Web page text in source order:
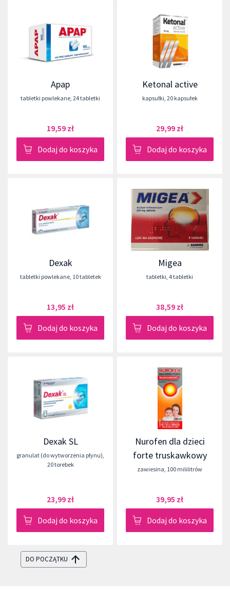
Apap
tabletki powlekane 24 tabletki
19,59 zł
Dodaj do koszyka
Ketonal active
kapsułki 20 kapsułek
29,99 zł
Dodaj do koszyka
Dexak
tabletki powlekane, 10 tabletek
13,95 zł
Dodaj do koszyka
Migea
tabletki 4 tabletki
38,59 zł
Dodaj do koszyka
Dexak SL
granulat (do wytworzenia płynu)
20 torebek
23,99 zł
Dodaj do koszyka
Nurofen dla dzieci
forte truskawkowy
zawiesina 100 mililitrów
39,95 zł
Dodaj do koszyka
DO POCZĄTKU